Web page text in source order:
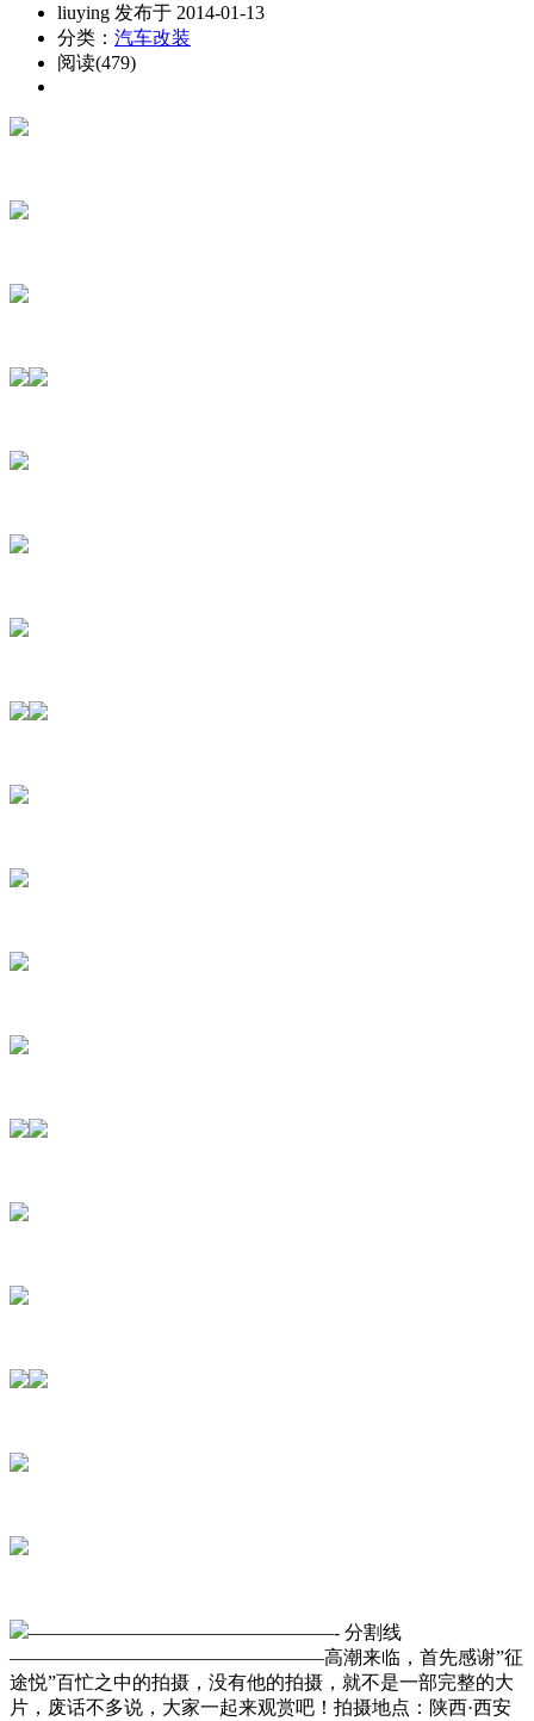
liuying 发布于 2014-01-13
分类： 汽车改装
阅读(479)
————————————————- 分割线
————————————————–高潮来临，首先感谢”征
途悦”百忙之中的拍摄，没有他的拍摄，就不是一部完整的大
片，废话不多说，大家一起来观赏吧！拍摄地点：陕西·西安